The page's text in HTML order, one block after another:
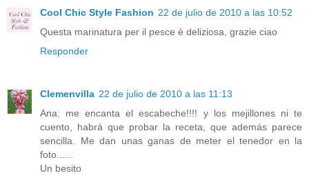
Cool Chic Style Fashion 22 de julio de 2010 a las 10:52
Questa marinatura per il pesce è deliziosa, grazie ciao
Responder
Clemenvilla 22 de julio de 2010 a las 11:13
Ana: me encanta el escabeche!!!! y los mejillones ni te
cuento, habrá que probar la receta, que además parece
sencilla. Me dan unas ganas de meter el tenedor en la
foto......
Un besito